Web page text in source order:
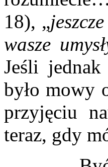
18), „
wasze
Jeśli
było mowy
przyjęciu
teraz, gdy